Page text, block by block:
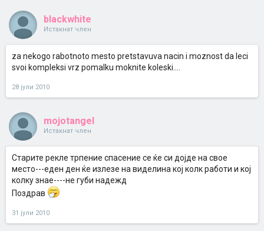
blackwhite
Истакнат член
za nekogo rabotnoto mesto pretstavuva nacin i moznost da leci
svoi kompleksi vrz pomalku moknite koleski....
28 јули 2010
mojotangel
Истакнат член
Старите рекле трпение спасение се ќе си дојде на свое
место---еден ден ќе излезе на виделина кој колк работи и кој
колку знае----не губи надежд
Поздрав
31 јули 2010